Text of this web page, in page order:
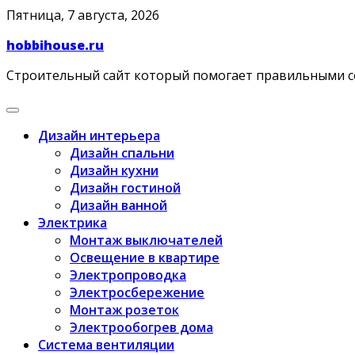
Skip
content
Пятница, 7 августа, 2026
hobbihouse.ru
Строительный сайт который помогает правильными
Дизайн интерьера
Дизайн спальни
Дизайн кухни
Дизайн гостиной
Дизайн ванной
Электрика
Монтаж выключателей
Освещение в квартире
Электропроводка
Электросбережение
Монтаж розеток
Электрообогрев дома
Система вентиляции